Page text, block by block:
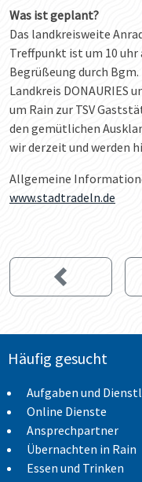
Was ist geplant?
Das landkreisweite
Treffpunkt ist um 10
Begrüßeung durch
Landkreis DONAURIES
um Rain zur TSV
den gemütlichen
wir derzeit und werden
Allgemeine
www.stadtradeln.de
Häufig gesucht
Aufgaben und
Online Dienste
Ansprechpartner
Übernachten in Rain
Essen und Trinken